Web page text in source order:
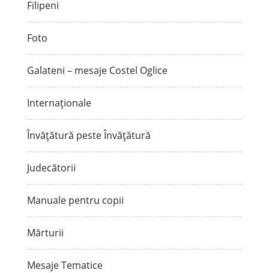
Filipeni
Foto
Galateni – mesaje Costel Oglice
Internaționale
Învățătură peste Învățătură
Judecătorii
Manuale pentru copii
Mărturii
Mesaje Tematice